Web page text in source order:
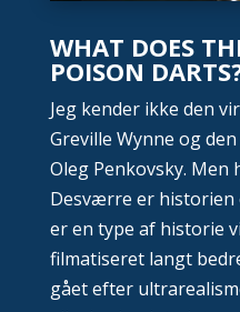
WHAT DOES
POISON
Jeg kender ikke den
Greville Wynne og
Oleg Penkovsky.
Desværre er historien
er en type af historie
filmatiseret langt
gået efter